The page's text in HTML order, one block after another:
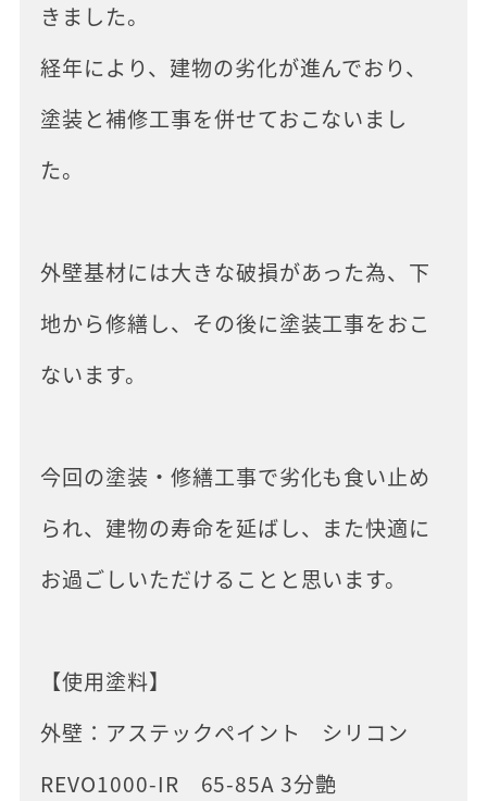
きました。
経年により、建物の劣化が進んでおり、
塗装と補修工事を併せておこないまし
た。
外壁基材には大きな破損があった為、下
地から修繕し、その後に塗装工事をおこ
ないます。
今回の塗装・修繕工事で劣化も食い止め
られ、建物の寿命を延ばし、また快適に
お過ごしいただけることと思います。
【使用塗料】
外壁：アステックペイント シリコン
REVO1000-IR 65-85A 3分艶